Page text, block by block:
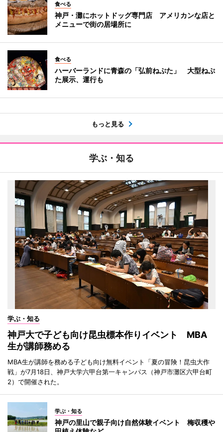
食べる
神戸・灘にホットドッグ専門店 アメリカンな店と
メニューで街の居場所に
食べる
ハーバーランドに青森の「弘前ねぷた」 大型ねぷ
た展示、運行も
もっと見る
学ぶ・知る
学ぶ・知る
神戸大で子ども向け昆虫標本作りイベント MBA
生が講師務める
MBA生が講師を務める子ども向け無料イベント「夏の冒険！昆虫大作
戦」が7月18日、神戸大学六甲台第一キャンパス（神戸市灘区六甲台町
2）で開催された。
学ぶ・知る
神戸の里山で親子向け自然体験イベント 梅収穫や